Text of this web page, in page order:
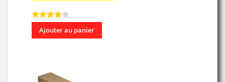
Ajouter au panier